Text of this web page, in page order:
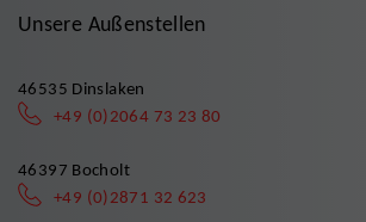
Unsere Außenstellen
46535 Dinslaken
+49 (0)2064 73 23 80
46397 Bocholt
+49 (0)2871 32 623